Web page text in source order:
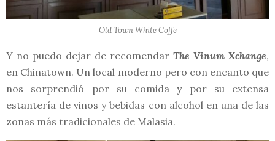
Old Town White Coffe
Y no puedo dejar de recomendar The Vinum Xchange,
en Chinatown. Un local moderno pero con encanto que
nos sorprendió por su comida y por su extensa
estantería de vinos y bebidas con alcohol en una de las
zonas más tradicionales de Malasia.